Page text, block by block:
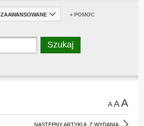
ZAAWANSOWANE + POMOC
AAA
NASTĘPNY ARTYKUŁ Z WYDANIA